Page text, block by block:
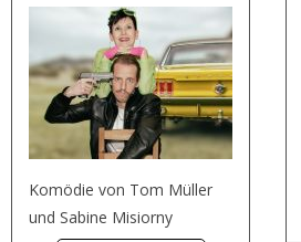
Komödie von Tom Müller
und Sabine Misiorny